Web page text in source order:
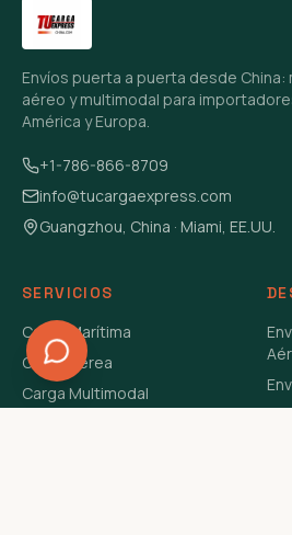
Envíos puerta a puerta desde China:
aéreo y multimodal para
América y Europa.
+1-786-866-8709
info@tucargaexpress.com
Guangzhou, China · Miami, EE.UU.
SERVICIOS
Carga Marítima
Carga Aérea
Carga Multimodal